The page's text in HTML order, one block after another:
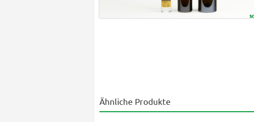
Ähnliche Produkte